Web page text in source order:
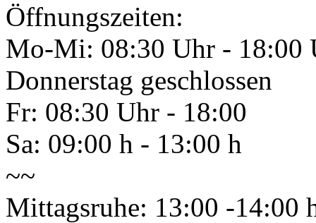
Öffnungszeiten:
Mo-Mi: 08:30 Uhr - 18:00
Donnerstag geschlossen
Fr: 08:30 Uhr - 18:00
Sa: 09:00 h - 13:00 h
~~
Mittagsruhe: 13:00 -14:00